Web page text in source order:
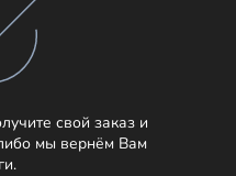
свой заказ и
мы вернём Вам